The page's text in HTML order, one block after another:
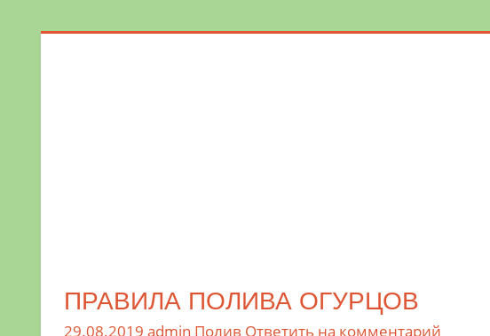
ПРАВИЛА ПОЛИВА ОГУРЦОВ
29.08.2019 admin Полив Ответить на комментарий